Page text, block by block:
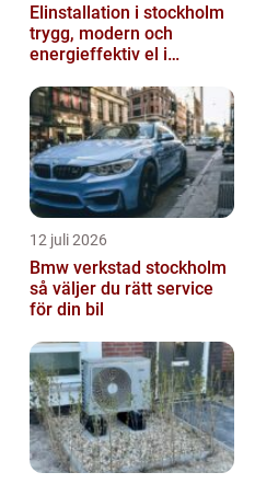
Elinstallation i stockholm
trygg, modern och
energieffektiv el i
12 juli 2026
Bmw verkstad stockholm
så väljer du rätt service
för din bil